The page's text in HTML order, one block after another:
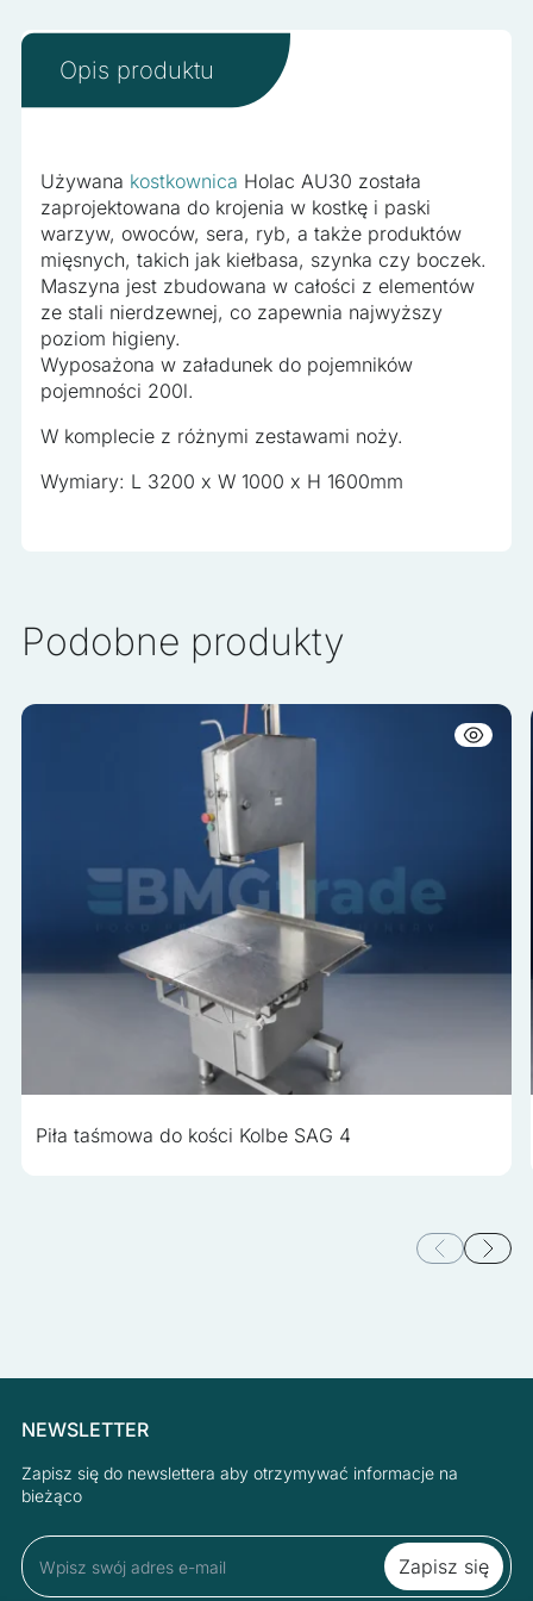
Opis produktu
Używana kostkownica Holac AU30 została
zaprojektowana do krojenia w kostkę i paski
warzyw, owoców, sera, ryb, a także produktów
mięsnych, takich jak kiełbasa, szynka czy boczek.
Maszyna jest zbudowana w całości z elementów
ze stali nierdzewnej, co zapewnia najwyższy
poziom higieny.
Wyposażona w załadunek do pojemników
pojemności 200l.
W komplecie z różnymi zestawami noży.
Wymiary: L 3200 x W 1000 x H 1600mm
Podobne produkty
Piła taśmowa do kości Kolbe SAG 4
NEWSLETTER
Zapisz się do newslettera aby otrzymywać informacje na
bieżąco
Nieklasyfikowane pliki cookie, to pliki, które są w procesie
klasyfikowania, wraz z dostawcami poszczególnych
Odrzuć wszystko
Zapisz moje preferencje
Akceptuj wszystko